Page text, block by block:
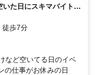
た日にスキマバイト！
徒歩7分
など空いてる日のイベ
の仕事がお休みの日